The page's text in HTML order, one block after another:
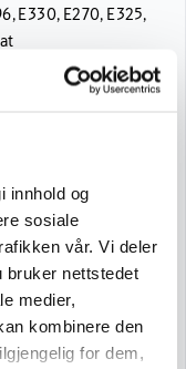
innhold og
sosiale
vår. Vi deler
bruker nettstedet
medier,
kombinere den
for dem,
E330, E270, E325,
E141),
kcal